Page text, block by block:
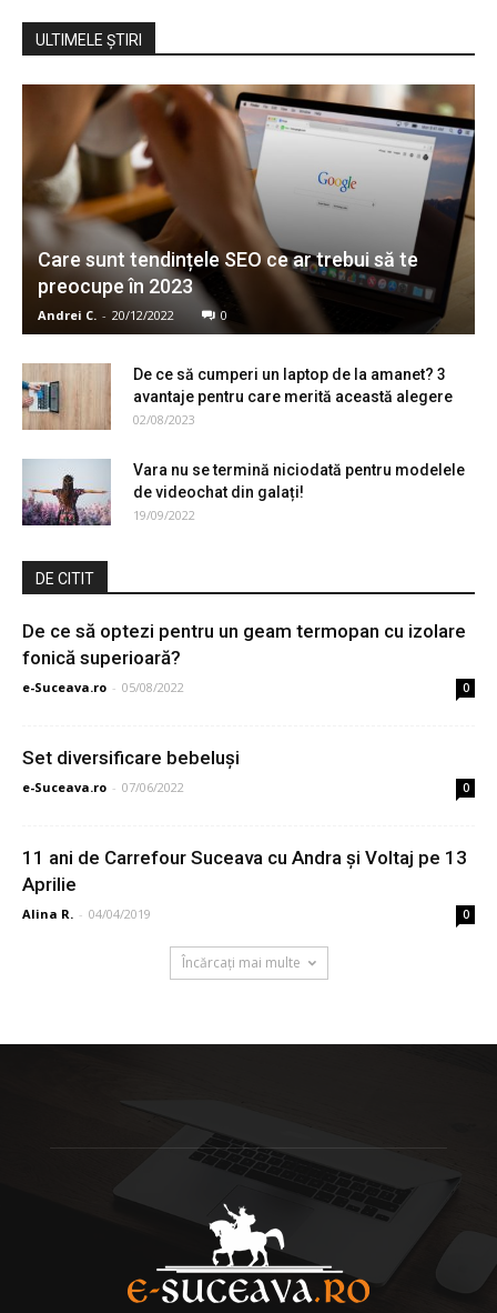
ULTIMELE ŞTIRI
Care sunt tendințele SEO ce ar trebui să te
preocupe în 2023
Andrei C. - 20/12/2022 0
De ce să cumperi un laptop de la amanet? 3
avantaje pentru care merită această alegere
02/08/2023
Vara nu se termină niciodată pentru modelele
de videochat din galați!
19/09/2022
DE CITIT
De ce să optezi pentru un geam termopan cu izolare
fonică superioară?
e-Suceava.ro - 05/08/2022 0
Set diversificare bebeluși
e-Suceava.ro - 07/06/2022 0
11 ani de Carrefour Suceava cu Andra și Voltaj pe 13
Aprilie
Alina R. - 04/04/2019 0
Încărcați mai multe